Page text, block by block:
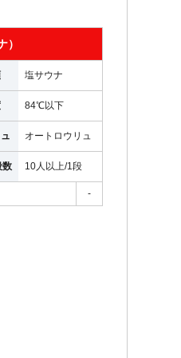
）
塩サウナ
84℃以下
オートロウリュ
数 10人以上/1段
-